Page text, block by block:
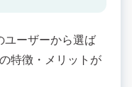
ユーザーから選ば
特徴・メリットが